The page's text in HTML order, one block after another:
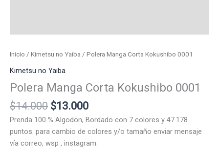
Inicio / Kimetsu no Yaiba / Polera Manga Corta Kokushibo 0001
Kimetsu no Yaiba
Polera Manga Corta Kokushibo 0001
$14.000 El
precio
original
era:
$13.000El
precio
actual
es:
Prenda 100 % Algodon, Bordado con 7 colores y 47.178
puntos. para cambio de colores y/o tamaño enviar mensaje
vía correo, wsp , instagram.